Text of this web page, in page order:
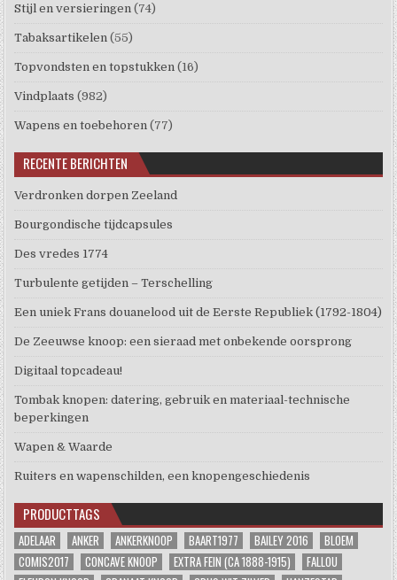
Stijl en versieringen (74)
Tabaksartikelen (55)
Topvondsten en topstukken (16)
Vindplaats (982)
Wapens en toebehoren (77)
RECENTE BERICHTEN
Verdronken dorpen Zeeland
Bourgondische tijdcapsules
Des vredes 1774
Turbulente getijden – Terschelling
Een uniek Frans douanelood uit de Eerste Republiek (1792-1804)
De Zeeuwse knoop: een sieraad met onbekende oorsprong
Digitaal topcadeau!
Tombak knopen: datering, gebruik en materiaal-technische
beperkingen
Wapen & Waarde
Ruiters en wapenschilden, een knopengeschiedenis
PRODUCTTAGS
ADELAAR ANKER ANKERKNOOP BAART1977 BAILEY 2016
BLOEM
COMIS2017
CONCAVE KNOOP EXTRA FEIN (CA 1888-1915)
FALLOU